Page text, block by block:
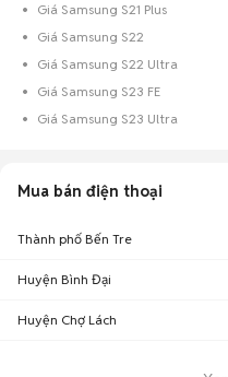
Giá Samsung S21 Plus
Giá Samsung S22
Giá Samsung S22 Ultra
Giá Samsung S23 FE
Giá Samsung S23 Ultra
Mua bán điện thoại
Thành phố Bến Tre
Huyện Bình Đại
Huyện Chợ Lách